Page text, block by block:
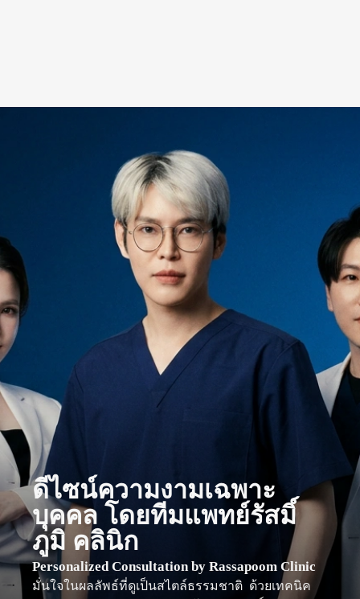
ดีไซน์ความงามเฉพาะ
บุคคล โดยทีมแพทย์รัสมิ์
ภูมิ คลินิก
Personalized Consultation by Rassapoom Clinic
มั่นใจในผลลัพธ์ที่ดูเป็นสไตล์ธรรมชาติ ด้วยเทคนิค